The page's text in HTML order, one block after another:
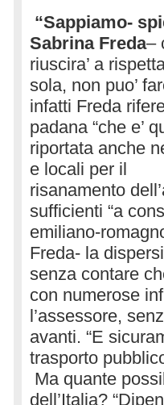
“Sappiamo-
Sabrina Freda–
riuscira’ a
sola, non puo’
infatti Freda
padana “che e’
riportata anche
e locali per il
risanamento
sufficienti “a
emiliano-
Freda- la
senza contare
con numerose
l’assessore,
avanti. “E
trasporto
Ma quante
dell’Italia?